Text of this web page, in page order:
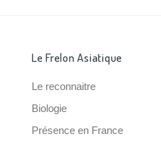
Le Frelon Asiatique
Le reconnaitre
Biologie
Présence en France